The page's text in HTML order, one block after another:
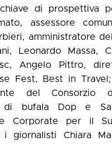
di prospettiva
assessore
amministratore
Leonardo Massa,
Angelo Pittro,
Fest, Best in
del Consorzio
di bufala Dop e
Corporate per il
i giornalisti Chiara